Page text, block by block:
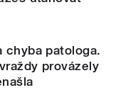
chyba patologa.
provázely